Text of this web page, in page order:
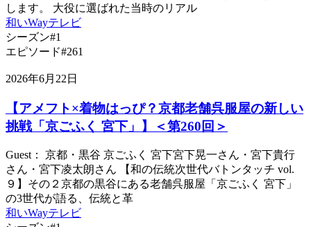
します。 大役に選ばれた当時のリアル
和いWayテレビ
シーズン#1
エピソード#261
2026年6月22日
【アメフト×着物はっぴ？京都老舗呉服屋の新しい
挑戦「京ごふく 宮下」】＜第260回＞
Guest： 京都・黒谷 京ごふく 宮下宮下晃一さん・宮下貴行
さん・宮下凌太朗さん 【和の伝統次世代バトンタッチ vol.
９】その２京都の黒谷にある老舗呉服屋「京ごふく 宮下」
の3世代が語る、伝統と革
和いWayテレビ